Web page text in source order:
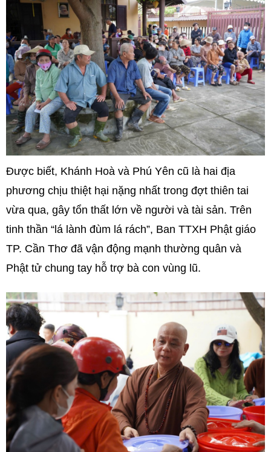
Được biết, Khánh Hoà và Phú Yên cũ là hai địa
phương chịu thiệt hại nặng nhất trong đợt thiên tai
vừa qua, gây tổn thất lớn về người và tài sản. Trên
tinh thần “lá lành đùm lá rách”, Ban TTXH Phật giáo
TP. Cần Thơ đã vận động mạnh thường quân và
Phật tử chung tay hỗ trợ bà con vùng lũ.